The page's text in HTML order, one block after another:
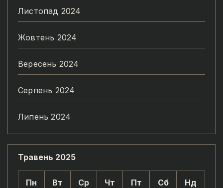
Листопад 2024
Жовтень 2024
Вересень 2024
Серпень 2024
Липень 2024
Травень 2025
Пн Вт Ср Чт Пт Сб Нд